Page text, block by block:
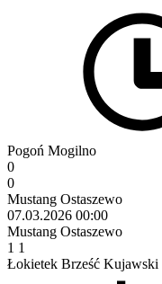
Pogoń Mogilno
0
0
Mustang Ostaszewo
07.03.2026 00:00
Mustang Ostaszewo
1 1
Łokietek Brześć Kujawski